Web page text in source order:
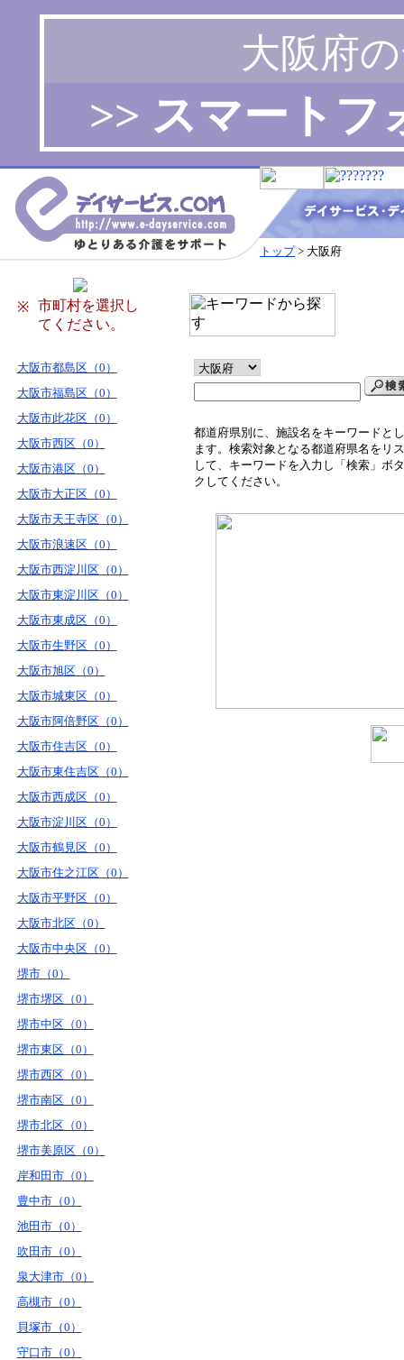
大阪府
>> スマートフ
トップ> 大阪府
※
市町村を選択し
てください。
大阪市都島区（0）
大阪市福島区（0）
大阪市此花区（0）
大阪市西区（0）
大阪市港区（0）
大阪市大正区（0）
大阪市天王寺区（0）
大阪市浪速区（0）
大阪市西淀川区（0）
大阪市東淀川区（0）
大阪市東成区（0）
大阪市生野区（0）
大阪市旭区（0）
大阪市城東区（0）
大阪市阿倍野区（0）
大阪市住吉区（0）
大阪市東住吉区（0）
大阪市西成区（0）
大阪市淀川区（0）
大阪市鶴見区（0）
大阪市住之江区（0）
大阪市平野区（0）
大阪市北区（0）
大阪市中央区（0）
堺市（0）
堺市堺区（0）
堺市中区（0）
堺市東区（0）
堺市西区（0）
堺市南区（0）
堺市北区（0）
堺市美原区（0）
岸和田市（0）
豊中市（0）
池田市（0）
吹田市（0）
泉大津市（0）
高槻市（0）
貝塚市（0）
守口市（0）
都道府県別に、施設名をキーワードと
ます。検索対象となる都道府県名をリ
して、キーワードを入力し「検索」ボ
クしてください。